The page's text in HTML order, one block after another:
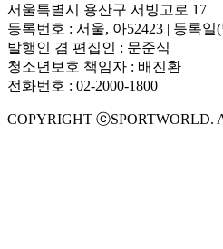
서울특별시 용산구 서빙고로 17
등록번호 : 서울, 아52423 | 등록일
발행인 겸 편집인 : 문준식
청소년보호 책임자 : 배진환
전화번호 : 02-2000-1800
COPYRIGHT ⓒSPORTWORLD.